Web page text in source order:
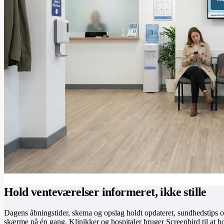
Hold venteværelser informeret, ikke stille
Dagens åbningstider, skema og opslag holdt opdateret,
skærme på én gang. Klinikker og hospitaler bruger Screenbird til at